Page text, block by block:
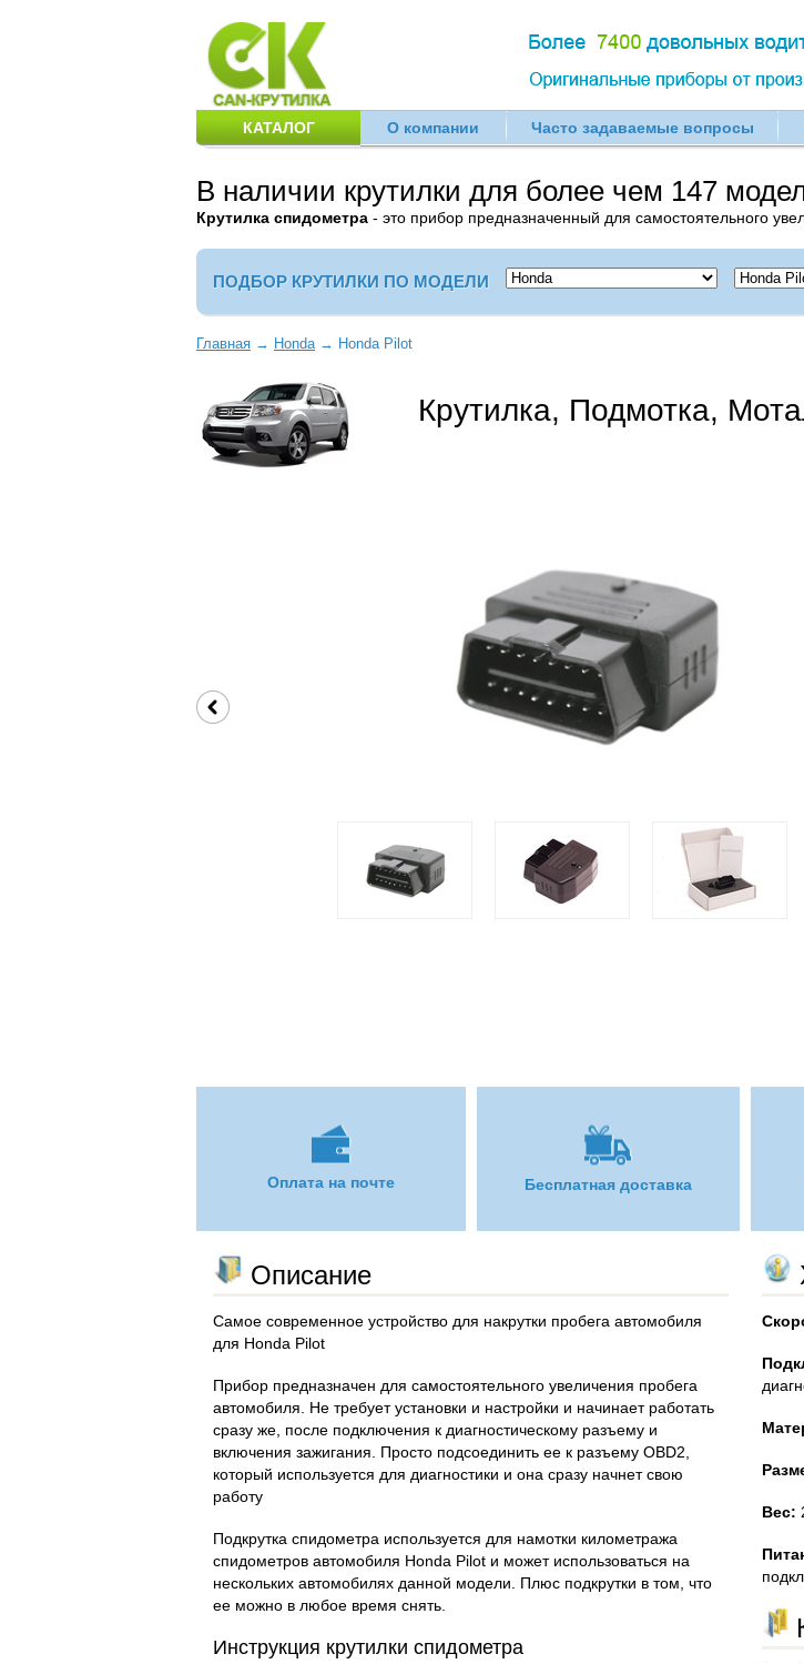
КАТАЛОГ О компании Часто задаваемые вопросы
В наличии крутилки для более чем 147
Крутилка спидометра - это прибор предназначенный для самостоятельного
ПОДБОР КРУТИЛКИ ПО МОДЕЛИ
Главная → Honda→ Honda Pilot
Крутилка, Подмотка,
Оплата на почте Бесплатная доставка
Описание
Самое современное устройство для накрутки пробега автомобиля
для Honda Pilot
Прибор предназначен для самостоятельного увеличения пробега
автомобиля. Не требует установки и настройки и начинает работать
сразу же, после подключения к диагностическому разъему и
включения зажигания. Просто подсоединить ее к разъему OBD2,
который используется для диагностики и она сразу начнет свою
работу
Подкрутка спидометра используется для намотки километража
спидометров автомобиля Honda Pilot и может использоваться на
нескольких автомобилях данной модели. Плюс подкрутки в том, что
ее можно в любое время снять.
Инструкция крутилки спидометра
Вес: